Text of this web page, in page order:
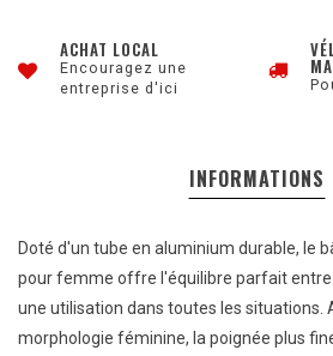
ACHAT LOCAL
Encouragez une
entreprise d'ici
INFORMATIONS
Doté d'un tube en aluminium durable, le
pour femme offre l'équilibre parfait
une utilisation dans toutes les situations.
morphologie féminine, la poignée plus